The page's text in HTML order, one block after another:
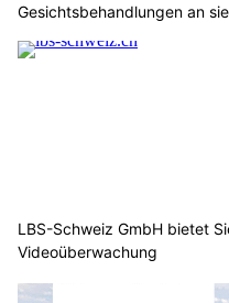
Gesichtsbehandlungen an
LBS-Schweiz GmbH bietet
Videoüberwachung